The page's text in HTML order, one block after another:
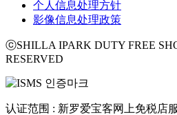
个人信息处理方针
影像信息处理政策
ⓒSHILLA IPARK DUTY FREE
RESERVED
认证范围 : 新罗爱宝客网上免税店